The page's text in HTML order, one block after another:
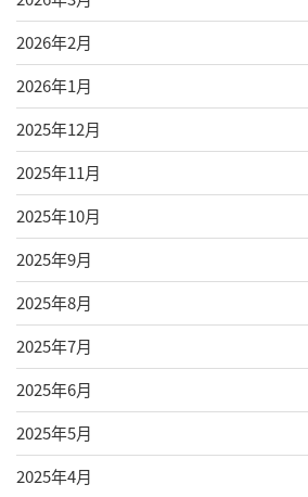
2026年2月
2026年1月
2025年12月
2025年11月
2025年10月
2025年9月
2025年8月
2025年7月
2025年6月
2025年5月
2025年4月